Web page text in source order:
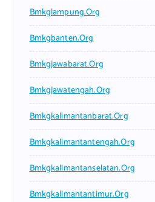
Bmkglampung.org
Bmkgbanten.org
Bmkgjawabarat.org
Bmkgjawatengah.org
Bmkgkalimantanbarat.org
Bmkgkalimantantengah.org
Bmkgkalimantanselatan.org
Bmkgkalimantantimur.org